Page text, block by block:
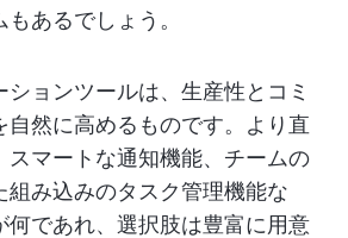
あるでしょう。
ョンツールは、生産性とコミ
自然に高めるものです。より直
スマートな通知機能、チームの
組み込みのタスク管理機能な
何であれ、選択肢は豊富に用意